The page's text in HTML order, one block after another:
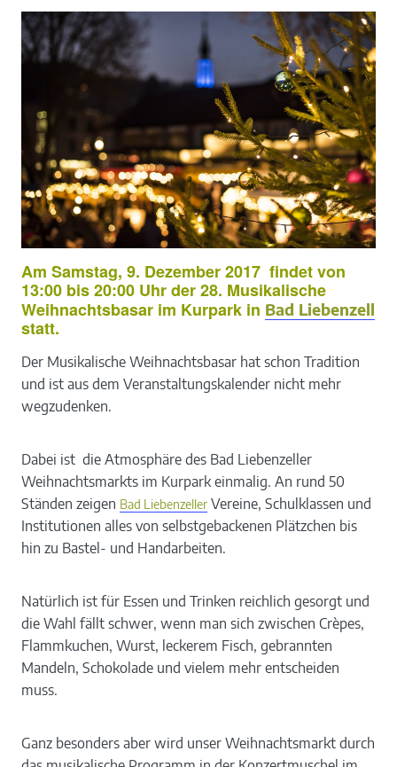
Am Samstag, 9. Dezember 2017 findet von
13:00 bis 20:00 Uhr der 28. Musikalische
Weihnachtsbasar im Kurpark in Bad Liebenzell
statt.
Der Musikalische Weihnachtsbasar hat schon Tradition
und ist aus dem Veranstaltungskalender nicht mehr
wegzudenken.
Dabei ist die Atmosphäre des Bad Liebenzeller
Weihnachtsmarkts im Kurpark einmalig. An rund 50
Ständen zeigen Bad Liebenzeller Vereine, Schulklassen und
Institutionen alles von selbstgebackenen Plätzchen bis
hin zu Bastel- und Handarbeiten.
Natürlich ist für Essen und Trinken reichlich gesorgt und
die Wahl fällt schwer, wenn man sich zwischen Crèpes,
Flammkuchen, Wurst, leckerem Fisch, gebrannten
Mandeln, Schokolade und vielem mehr entscheiden
muss.
Ganz besonders aber wird unser Weihnachtsmarkt durch